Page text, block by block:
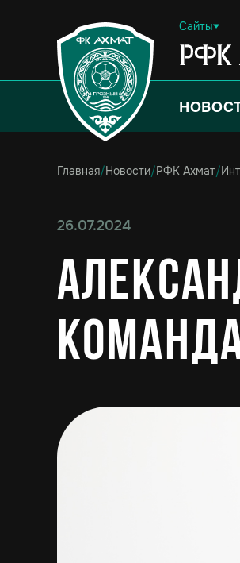
Сайты
Главная/Новости/РФК Ахмат/
26.07.2024